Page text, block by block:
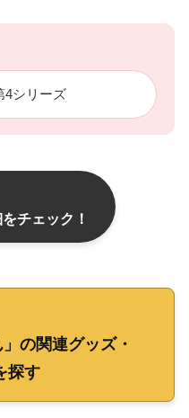
4シリーズ
チェック！
の関連グッズ・
探す